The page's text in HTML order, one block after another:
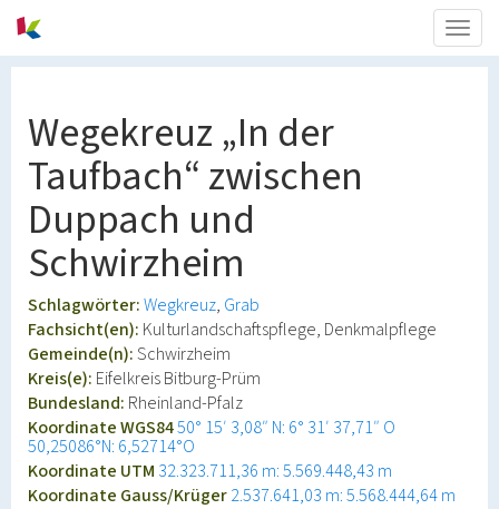
Wegekreuz „In der
Taufbach“ zwischen
Duppach und
Schwirzheim
Schlagwörter:Wegkreuz Grab
Fachsicht(en): Kulturlandschaftspflege, Denkmalpflege
Gemeinde(n):Schwirzheim
Kreis(e): Eifelkreis Bitburg-Prüm
Bundesland: Rheinland-Pfalz
Koordinate WGS8450° 15′ 3,08″ N: 6° 31′ 37,71″ O
50,25086°N: 6,52714°O
Koordinate UTM 32.323.711,36 m: 5.569.448,43 m
Koordinate Gauss/Krüger2.537.641,03 m: 5.568.444,64 m